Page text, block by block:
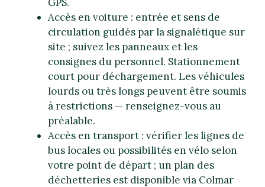
Accès en voiture : entrée et sens de
circulation guidés par la signalétique sur
site ; suivez les panneaux et les
consignes du personnel. Stationnement
court pour déchargement. Les véhicules
lourds ou très longs peuvent être soumis
à restrictions — renseignez-vous au
préalable.
Accès en transport : vérifier les lignes de
bus locales ou possibilités en vélo selon
votre point de départ ; un plan des
déchetteries est disponible via Colmar